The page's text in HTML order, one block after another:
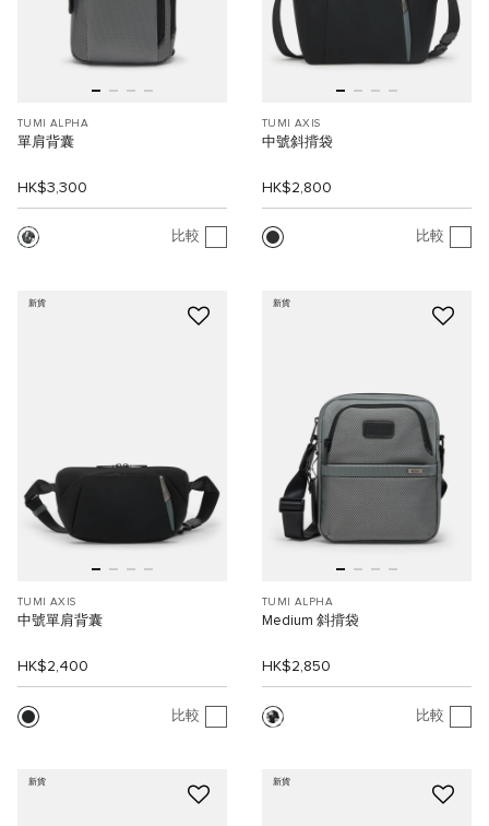
TUMI ALPHA
單肩背囊
HK$3,300
比較
TUMI AXIS
中號斜揹袋
HK$2,800
比較
新貨
TUMI AXIS
中號單肩背囊
HK$2,400
比較
新貨
TUMI ALPHA
Medium 斜揹袋
HK$2,850
比較
新貨 新貨